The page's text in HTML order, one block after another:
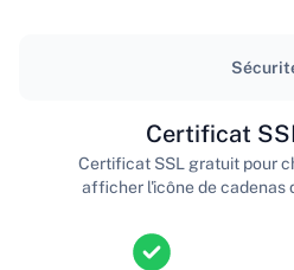
Certificat
Certificat SSL gratuit pour
afficher l'icône de cadenas